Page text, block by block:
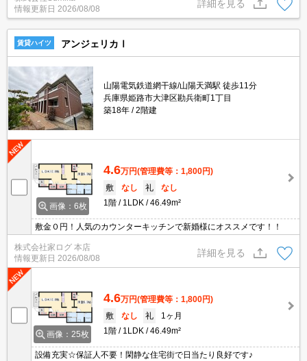
情報更新日 2026/08/08
詳細を見る
賃貸ハイツ アンジェリカⅠ
山陽電気鉄道網干線/山陽天満駅 徒歩11分
兵庫県姫路市大津区勘兵衛町1丁目
築18年
2階建
画像：6枚
4.6万円(管理費等：1,800円)
敷
なし 礼
なし
1階
1LDK 46.49m²
敷金０円！人気のカウンターキッチンで新婚様にオススメです！！
株式会社家ログ 本店
情報更新日 2026/08/08
詳細を見る
画像：25枚
4.6万円(管理費等：1,800円)
敷
なし 礼
1ヶ月
1階
1LDK 46.49m²
設備充実☆保証人不要！閑静な住宅街で日当たり良好です♪